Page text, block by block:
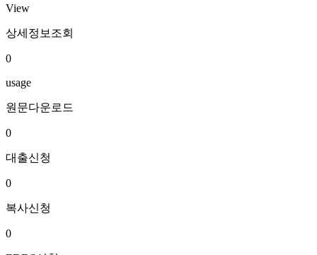
View
상세정보조회
0
usage
원문다운로드
0
대출신청
0
복사신청
0